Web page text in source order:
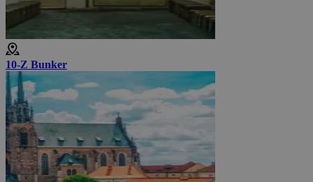
10-Z Bunker